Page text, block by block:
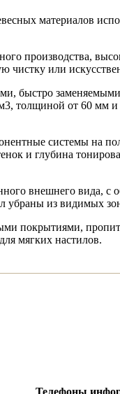
материалов
производства,
чистку или
быстро
толщиной от 60 мм и
системы на
и глубина
внешнего вида, с
убраны из видимых
покрытиями,
мягких настилов.
Телефоны